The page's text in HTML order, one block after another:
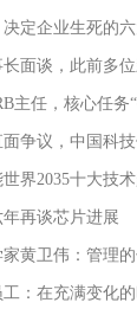
定企业生死的
面谈，此前多
主任，核心任务
争议，中国科
界2035十大技
再谈芯片进展
黄卫伟：管理
：在充满变化